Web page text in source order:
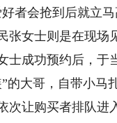
会抢到后就立马
女士则是在现场见
士成功预约后，于
的大哥，自带小马
次让购买者排队进